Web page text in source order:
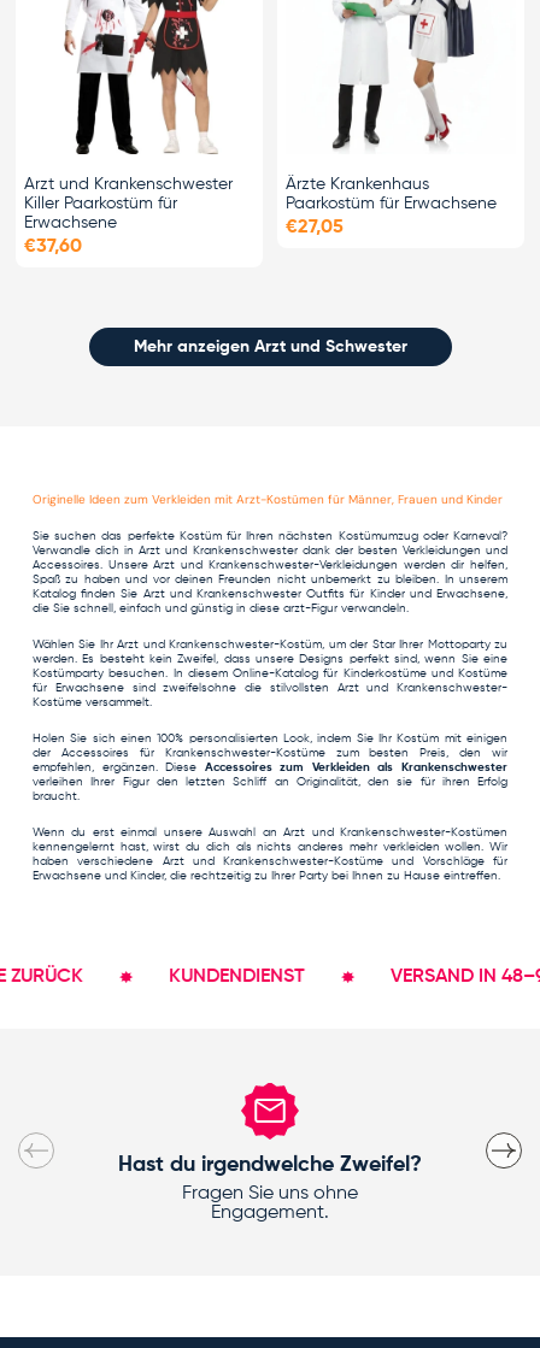
Arzt und Krankenschwester
Killer Paarkostüm für
Erwachsene
€37,60
Ärzte Krankenhaus
Paarkostüm für Erwachsene
€27,05
Mehr anzeigen Arzt und Schwester
Originelle Ideen zum Verkleiden mit Arzt-Kostümen für Männer, Frauen und Kinder
Sie suchen das perfekte Kostüm für Ihren nächsten Kostümumzug oderKarneval?
Verwandle dich in Arzt und Krankenschwester dank der besten Verkleidungen und
Accessoires. Unsere Arzt und Krankenschwester-Verkleidungen werden dir helfen,
Spaß zu haben und vor deinen Freunden nicht unbemerkt zu bleiben. In unserem
Katalog finden Sie Arzt und Krankenschwester Outfits für Kinder und Erwachsene,
die Sie schnell, einfach und günstig in diese arzt-Figur verwandeln.
Wählen Sie Ihr Arzt und Krankenschwester-Kostüm, um der Star Ihrer Mottoparty zu
werden. Es besteht kein Zweifel, dass unsere Designs perfekt sind, wenn Sie eine
Kostümparty besuchen. In diesem Online-Katalog für Kinderkostümeund Kostüme
für Erwachsenesind zweifelsohne die stilvollsten Arzt und Krankenschwester-
Kostüme versammelt.
Holen Sie sich einen 100% personalisierten Look, indem Sie Ihr Kostüm mit einigen
der Accessoires für Krankenschwester-Kostümezum besten Preis, den wir
empfehlen, ergänzen. Diese Accessoires zum Verkleiden als Krankenschwester
verleihen Ihrer Figur den letzten Schliff an Originalität, den sie für ihren Erfolg
braucht.
Wenn du erst einmal unsere Auswahl an Arzt und Krankenschwester-Kostümen
kennengelernt hast, wirst du dich als nichts anderes mehr verkleiden wollen. Wir
haben verschiedene Arzt und Krankenschwester-Kostüme und Vorschläge für
Erwachsene und Kinder, die rechtzeitig zu Ihrer Party bei Ihnen zu Hause eintreffen.
KUNDENDIENST VERSAND IN 48–96
Vorherige
Hast du irgendwelche Zweifel?
Fragen Sie uns ohne
Engagement.